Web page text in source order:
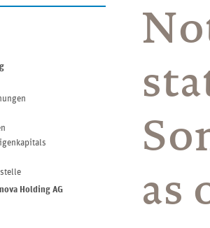
Feature Story
Retailgeschäft
Cochlea-
Vergütungsbericht
Holding AG
as